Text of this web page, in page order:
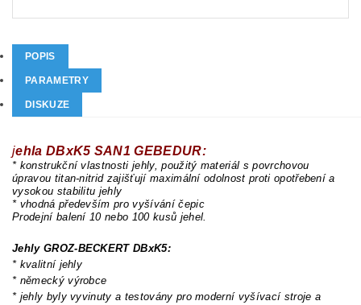
POPIS
PARAMETRY
DISKUZE
jehla DBxK5 SAN1 GEBEDUR:
* konstrukční vlastnosti jehly, použitý materiál s povrchovou
úpravou titan-nitrid zajišťují maximální odolnost proti opotřebení a
vysokou stabilitu jehly
* vhodná především pro vyšívání čepic
Prodejní balení 10 nebo 100 kusů jehel.
Jehly GROZ-BECKERT DBxK5:
* kvalitní jehly
* německý výrobce
* jehly byly vyvinuty a testovány pro moderní vyšívací stroje a